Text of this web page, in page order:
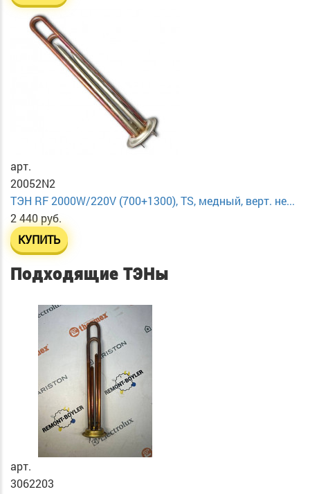
арт.
20052N2
ТЭН RF 2000W/220V (700+1300), TS, медный, верт. не...
2 440 руб.
КУПИТЬ
Подходящие ТЭНы
арт.
3062203